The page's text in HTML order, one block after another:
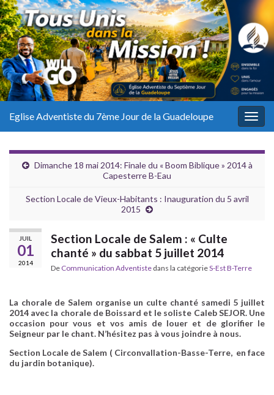
Eglise Adventiste du 7ème Jour de la Guadeloupe
Dimanche 18 mai 2014: Finale du « Boom Biblique » 2014 à
Capesterre B-Eau
Section Locale de Vieux-Habitants : Inauguration du 5 avril
2015
JUIL
01
2014
Section Locale de Salem : « Culte
chanté » du sabbat 5 juillet 2014
De Communication Adventiste dans la catégorieS-Est B-Terre
La chorale de Salem organise un culte chanté samedi 5 juillet
2014 avec la chorale de Boissard et le soliste Caleb SEJOR. Une
occasion pour vous et vos amis de louer et de glorifier le
Seigneur par le chant. N’hésitez pas à vous joindre à nous.
Section Locale de Salem ( Circonvallation-Basse-Terre, en face
du jardin botanique).